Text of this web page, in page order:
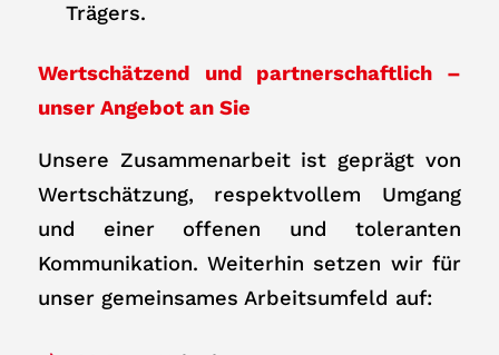
Trägers.
Wertschätzend und partnerschaftlich –
unser Angebot an Sie
Unsere Zusammenarbeit ist geprägt von
Wertschätzung, respektvollem Umgang
und einer offenen und toleranten
Kommunikation. Weiterhin setzen wir für
unser gemeinsames Arbeitsumfeld auf: